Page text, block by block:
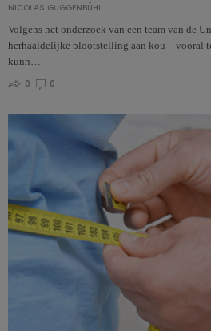
NICOLAS GUGGENBÜHL
Volgens het onderzoek van een team van de
herhaaldelijke blootstelling aan kou – vooral
kunn…
0
0